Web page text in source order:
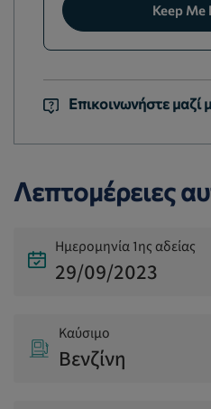
Keep Me
Επικοινωνήστε μαζί
Λεπτομέρειες
Ημερομηνία 1ης αδείας
29/09/2023
Καύσιμο
Βενζίνη